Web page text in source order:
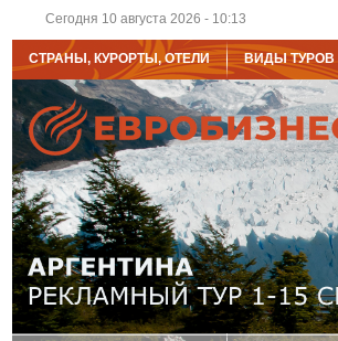
Сегодня 10 августа 2026 - 10:13
СТРАНЫ, КУРОРТЫ, ОТЕЛИ ВИДЫ ТУРОВ